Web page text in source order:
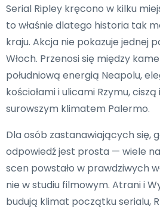
Serial Ripley kręcono w kilku
to właśnie dlatego historia tak
kraju. Akcja nie pokazuje jednej
Włoch. Przenosi się między
południową energią Neapolu,
kościołami i ulicami Rzymu,
surowszym klimatem Palermo.
Dla osób zastanawiających się,
odpowiedź jest prosta — wiele
scen powstało w prawdziwych
nie w studiu filmowym. Atrani i
budują klimat początku serialu,